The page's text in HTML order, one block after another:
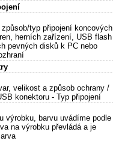
způsob/typ připojení koncových
herních zařízení, USB flash
pevných disků k PC nebo
velikost a způsob ochrany /
konektoru - Typ připojení
výrobku, barvu uvádíme podle
na výrobku převládá a je